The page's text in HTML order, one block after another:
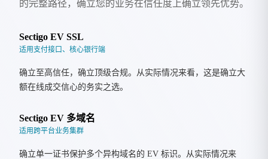
的完整路径，确立您的业务在信任度上确立领先优势。
Sectigo EV SSL
适用支付接口、核心银行端
确立至高信任，确立顶级合规。从实际情况来看，这是确立大
额在线成交信心的务实之选。
Sectigo EV 多域名
适用跨平台业务集群
确立单一证书保护多个异构域名的 EV 标识。从实际情况来